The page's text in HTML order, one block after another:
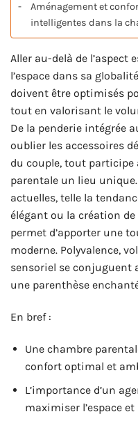
Aménagement et
intelligentes dans la
Aller au-delà de l’aspect
l’espace dans sa
doivent être optimisés
tout en valorisant le
De la penderie intégrée
oublier les accessoires
du couple, tout participe
parentale un lieu
actuelles, telle la
élégant ou la création
permet d’apporter une
moderne. Polyvalence,
sensoriel se
une parenthèse
En bref :
Une chambre
confort optimal et
L’importance d’un
maximiser l’espace